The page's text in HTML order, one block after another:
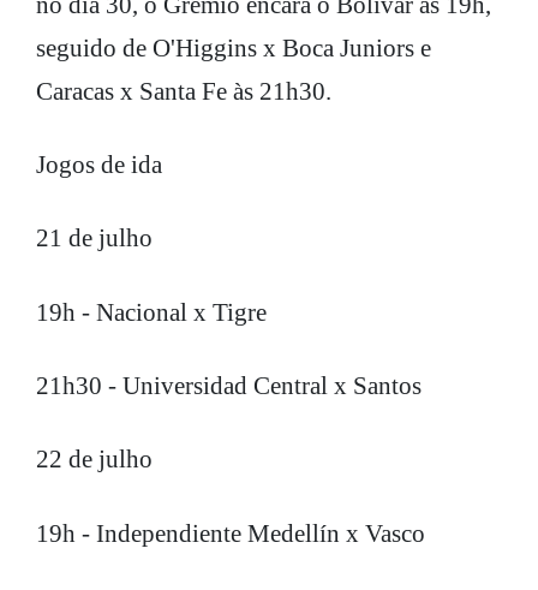
seguido de O'Higgins x Boca Juniors e
Caracas x Santa Fe às 21h30.
Jogos de ida
21 de julho
19h - Nacional x Tigre
21h30 - Universidad Central x Santos
22 de julho
19h - Independiente Medellín x Vasco